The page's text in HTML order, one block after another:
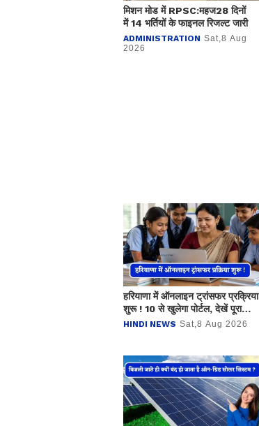
मिशन मोड में RPSC:महज28 दिनों
में 14 भर्तियों के फाइनल रिजल्ट जारी
ADMINISTRATION Sat,8 Aug
2026
हरियाणा में ऑनलाइन ट्रांसफर प्रक्रिया
शुरू ! 10 से खुलेगा पोर्टल, देखें पूरा
शेड्यूल
HINDI NEWS Sat,8 Aug 2026